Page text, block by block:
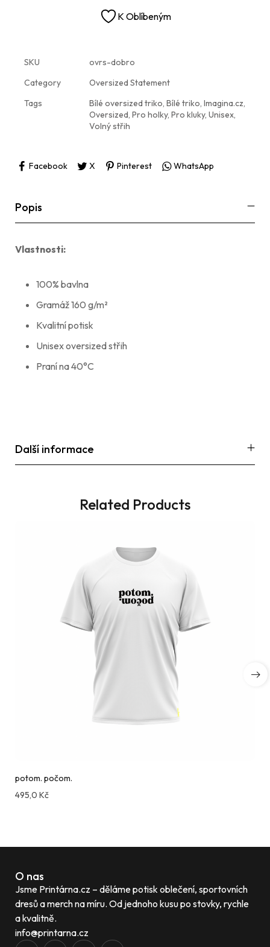
K Oblíbeným
SKU
ovrs-dobro
Category
Oversized Statement
Tags
Bílé oversized triko, Bílé triko, Imagina.cz,
Oversized, Pro holky, Pro kluky, Unisex,
Volný střih
Facebook X Pinterest WhatsApp
Popis
Vlastnosti:
100% bavlna
Gramáž 160 g/m²
Kvalitní potisk
Unisex oversized střih
Praní na 40°C
Další informace
Related Products
potom. počom.
495,0 Kč
O nas
Jsme Printárna.cz – děláme potisk oblečení, sportovních
dresů a merch na míru. Od jednoho kusu po stovky, rychle
a kvalitně.
info@printarna.cz